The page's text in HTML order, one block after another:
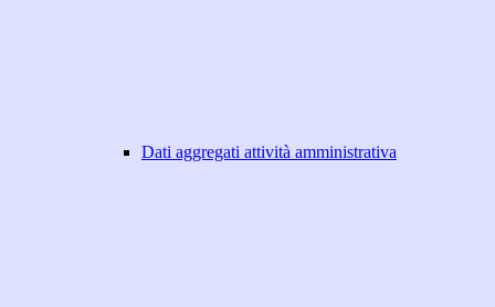
Dati aggregati attività amministrativa